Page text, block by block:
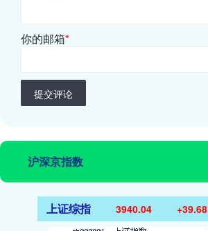
你的邮箱*
提交评论
沪深京指数
上证综指 3940.04 +39.68